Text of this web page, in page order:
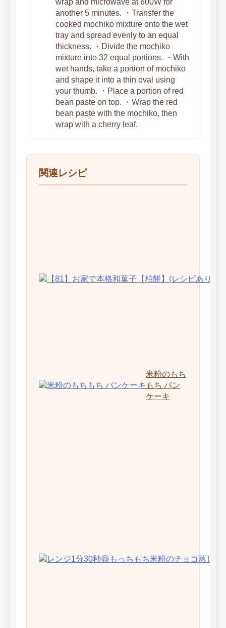
another 5 minutes. ・Transfer the
cooked mochiko mixture onto the wet
tray and spread evenly to an equal
thickness. ・Divide the mochiko
mixture into 32 equal portions. ・With
wet hands, take a portion of mochiko
and shape it into a thin oval using
your thumb. ・Place a portion of red
bean paste on top. ・Wrap the red
bean paste with the mochiko, then
wrap with a cherry leaf.
関連レシピ
米粉のもち
もち パン
ケーキ